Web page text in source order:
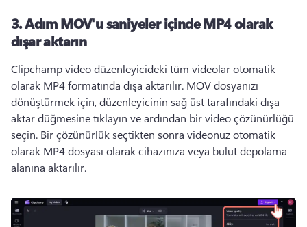
3. AdımMOV'u saniyeler içinde MP4 olarak
dışar aktarın
Clipchamp video düzenleyicideki tüm videolar otomatik
olarak MP4 formatında dışa aktarılır. MOV dosyanızı
dönüştürmek için, düzenleyicinin sağ üst tarafındaki dışa
aktar düğmesine tıklayın ve ardından bir video çözünürlüğü
seçin. Bir çözünürlük seçtikten sonra videonuz otomatik
olarak MP4 dosyası olarak cihazınıza veya bulut depolama
alanına aktarılır.